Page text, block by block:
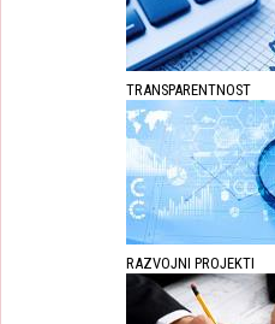
TRANSPARENTNOST
RAZVOJNI PROJEKTI